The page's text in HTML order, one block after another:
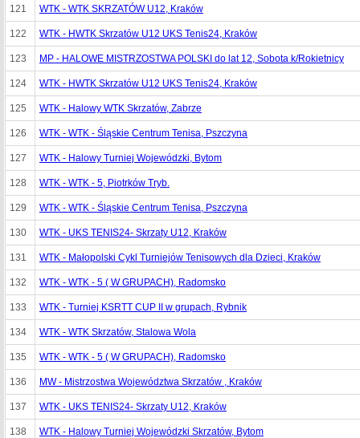
121 WTK - WTK SKRZATÓW U12, Kraków
122 WTK - HWTK Skrzatów U12 UKS Tenis24, Kraków
123 MP - HALOWE MISTRZOSTWA POLSKI do lat 12, Sobota k/Rokietnicy
124 WTK - HWTK Skrzatów U12 UKS Tenis24, Kraków
125 WTK - Halowy WTK Skrzatów, Zabrze
126 WTK - WTK - Śląskie Centrum Tenisa, Pszczyna
127 WTK - Halowy Turniej Wojewódzki, Bytom
128 WTK - WTK - 5, Piotrków Tryb.
129 WTK - WTK - Śląskie Centrum Tenisa, Pszczyna
130 WTK - UKS TENIS24- Skrzaty U12, Kraków
131 WTK - Małopolski Cykl Turniejów Tenisowych dla Dzieci, Kraków
132 WTK - WTK - 5 ( W GRUPACH), Radomsko
133 WTK - Turniej KSRTT CUP II w grupach, Rybnik
134 WTK - WTK Skrzatów, Stalowa Wola
135 WTK - WTK - 5 ( W GRUPACH), Radomsko
136 MW - Mistrzostwa Województwa Skrzatów , Kraków
137 WTK - UKS TENIS24- Skrzaty U12, Kraków
138 WTK - Halowy Turniej Wojewódzki Skrzatów, Bytom